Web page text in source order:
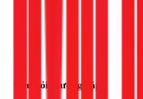
Câu hỏi thường gặp